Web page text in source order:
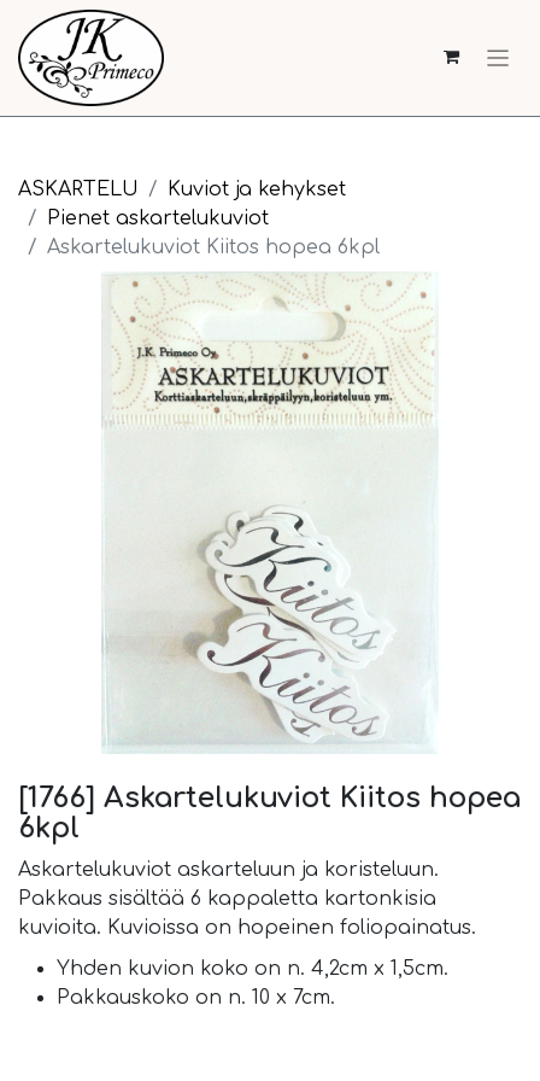
ASKARTELU
Kuviot ja kehykset
Pienet askartelukuviot
Askartelukuviot Kiitos hopea 6kpl
[1766] Askartelukuviot Kiitos hopea
6kpl
Askartelukuviot askarteluun ja koristeluun.
Pakkaus sisältää 6 kappaletta kartonkisia
kuvioita. Kuvioissa on hopeinen foliopainatus.
Yhden kuvion koko on n. 4,2cm x 1,5cm.
Pakkauskoko on n. 10 x 7cm.